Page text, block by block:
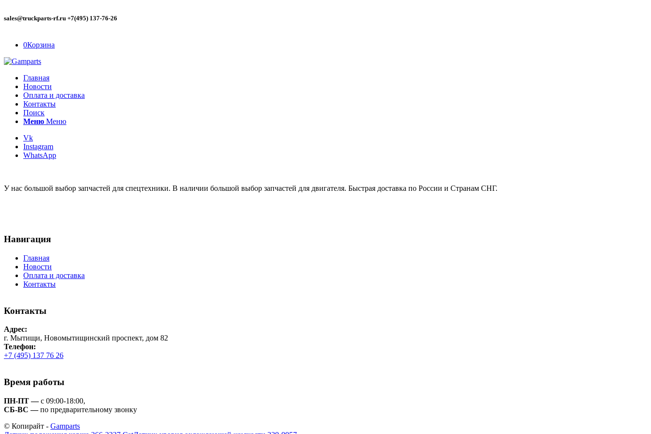
sales@truckparts-rf.ru +7(495) 137-76-26
0Корзина
Главная
Новости
Оплата и доставка
Контакты
Поиск
Меню Меню
Vk
Instagram
WhatsApp
У нас большой выбор запчастей для спецтехники. В наличии большой выбор запчастей для двигателя. Быстрая доставка по России и Странам СНГ.
Навигация
Главная
Новости
Оплата и доставка
Контакты
Контакты
Адрес:
г. Мытищи, Новомытищинский проспект, дом 82
Телефон:
+7 (495) 137 76 26
Время работы
ПН-ПТ —с 09:00-18:00,
СБ-ВС —по предварительному звонку
© Копирайт - Gamparts